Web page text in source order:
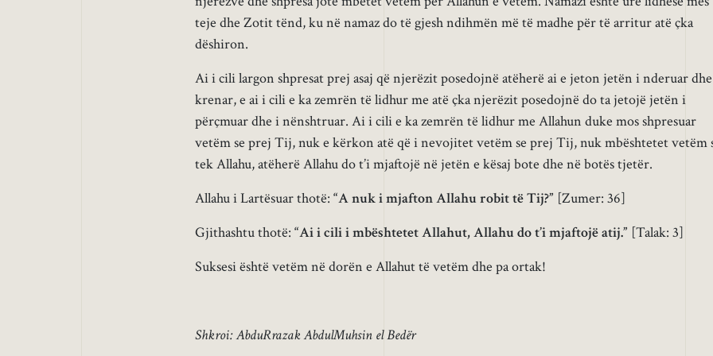
teje dhe Zotit tënd, ku në namaz do të gjesh ndihmën më të madhe për të arritur atë çka
dëshiron.
Ai i cili largon shpresat prej asaj që njerëzit posedojnë atëherë ai e jeton jetën i nderuar dhe
krenar, e ai i cili e ka zemrën të lidhur me atë çka njerëzit posedojnë do ta jetojë jetën i
përçmuar dhe i nënshtruar. Ai i cili e ka zemrën të lidhur me Allahun duke mos shpresuar
vetëm se prej Tij, nuk e kërkon atë që i nevojitet vetëm se prej Tij, nuk mbështetet vetëm
tek Allahu, atëherë Allahu do t’i mjaftojë në jetën e kësaj bote dhe në botës tjetër.
Allahu i Lartësuar thotë: “A nuk i mjafton Allahu robit të Tij?” [Zumer: 36]
Gjithashtu thotë: “Ai i cili i mbështetet Allahut, Allahu do t’i mjaftojë atij.” [Talak: 3]
Suksesi është vetëm në dorën e Allahut të vetëm dhe pa ortak!
Shkroi: AbduRrazak AbdulMuhsin el Bedër